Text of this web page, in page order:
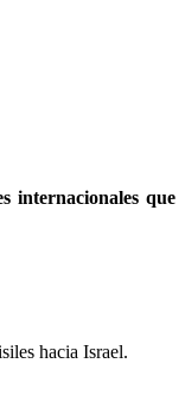
internacionales que
hacia Israel.